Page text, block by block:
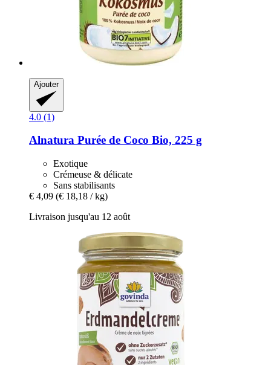
Ajouter
4.0 (1)
Alnatura Purée de Coco Bio, 225 g
Exotique
Crémeuse & délicate
Sans stabilisants
€ 4,09 (€ 18,18 / kg)
Livraison jusqu'au 12 août